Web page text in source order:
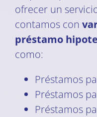
ofrecer un
contamos con
préstamo
como:
Préstamos
Préstamos
Préstamos